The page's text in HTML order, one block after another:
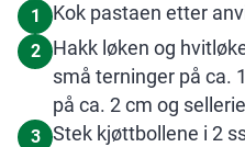
1 Kok pastaen etter
2
Hakk løken og
små terninger på ca.
på ca. 2 cm og
3
Stek kjøttbollene i 2